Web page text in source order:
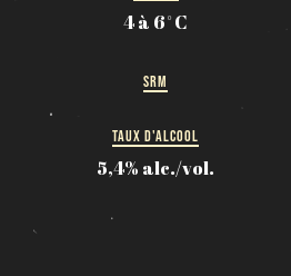
4 à 6˚C
SRM
TAUX D'ALCOOL
5,4% alc./vol.